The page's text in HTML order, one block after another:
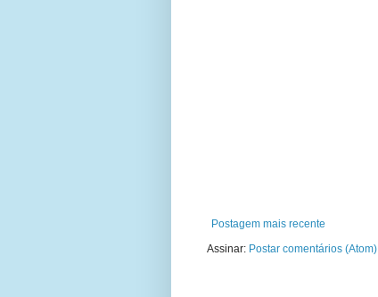
Postagem mais recente
Assinar: Postar comentários (Atom)